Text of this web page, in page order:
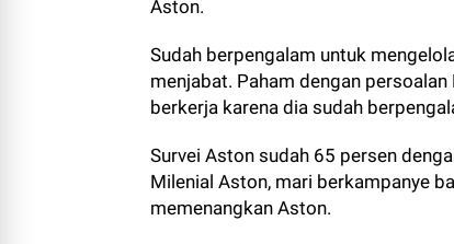
Aston.
Sudah berpengalam untuk
menjabat. Paham dengan
berkerja karena dia sudah
Survei Aston sudah 65 persen
Milenial Aston, mari berkampanye
memenangkan Aston.